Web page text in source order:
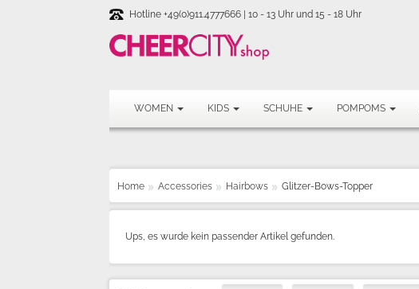
Hotline +49(0)911.4777666 | 10 - 13 Uhr und 15 - 18 Uhr
WOMEN KIDS SCHUHE POMPOMS
Home Accessories Hairbows Glitzer-Bows-Topper
Ups, es wurde kein passender Artikel gefunden.